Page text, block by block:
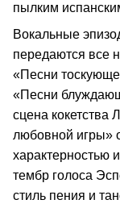
пылким
Вокальные
передаются все
«Песни
«Песни
сцена кокетства
любовной игры»
характерностью
тембр голоса
стиль пения и